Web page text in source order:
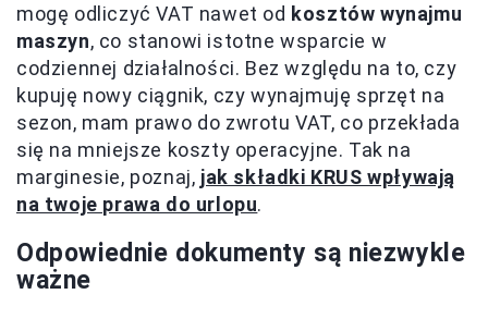
mogę odliczyć VAT nawet od kosztów wynajmu
maszyn, co stanowi istotne wsparcie w
codziennej działalności. Bez względu na to, czy
kupuję nowy ciągnik, czy wynajmuję sprzęt na
sezon, mam prawo do zwrotu VAT, co przekłada
się na mniejsze koszty operacyjne. Tak na
marginesie, poznaj, jak składki KRUS wpływają
na twoje prawa do urlopu.
Odpowiednie dokumenty są niezwykle
ważne